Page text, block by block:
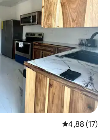
Classificação
4,88 (17)